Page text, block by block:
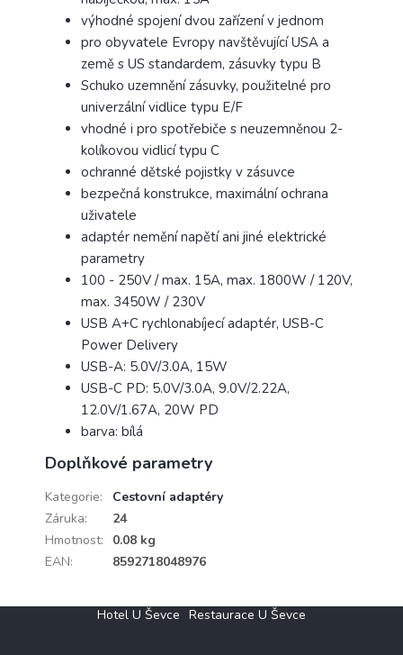
výhodné spojení dvou zařízení v jednom
pro obyvatele Evropy navštěvující USA a
země s US standardem, zásuvky typu B
Schuko uzemnění zásuvky, použitelné pro
univerzální vidlice typu E/F
vhodné i pro spotřebiče s neuzemněnou 2-
kolíkovou vidlicí typu C
ochranné dětské pojistky v zásuvce
bezpečná konstrukce, maximální ochrana
uživatele
adaptér nemění napětí ani jiné elektrické
parametry
100 - 250V / max. 15A, max. 1800W / 120V,
max. 3450W / 230V
USB A+C rychlonabíjecí adaptér, USB-C
Power Delivery
USB-A: 5.0V/3.0A, 15W
USB-C PD: 5.0V/3.0A, 9.0V/2.22A,
12.0V/1.67A, 20W PD
barva: bílá
Doplňkové parametry
Kategorie:
Cestovní adaptéry
Záruka:
24
Hmotnost:
0.08 kg
EAN: 8592718048976
Hotel U Ševce Restaurace U Ševce